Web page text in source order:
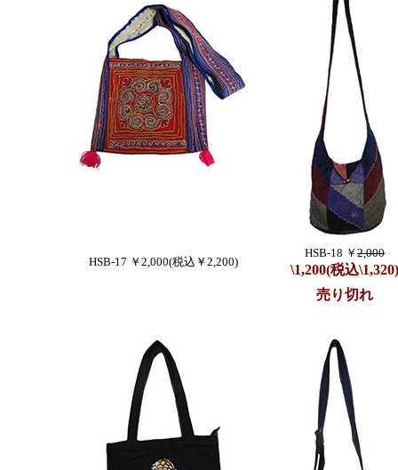
HSB-17 ￥2,000(税込￥2,200)
HSB-18 ￥ 2,000
\1,200(税込\1,320)
売り切れ